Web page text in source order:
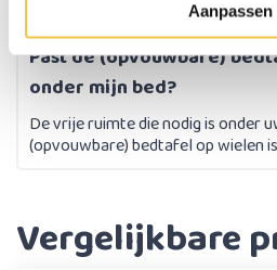
Aanpassen
Past de (opvouwbare)
onder mijn bed?
De vrije ruimte die nodig is onder
(opvouwbare) bedtafel op wielen
Vergelijkbare